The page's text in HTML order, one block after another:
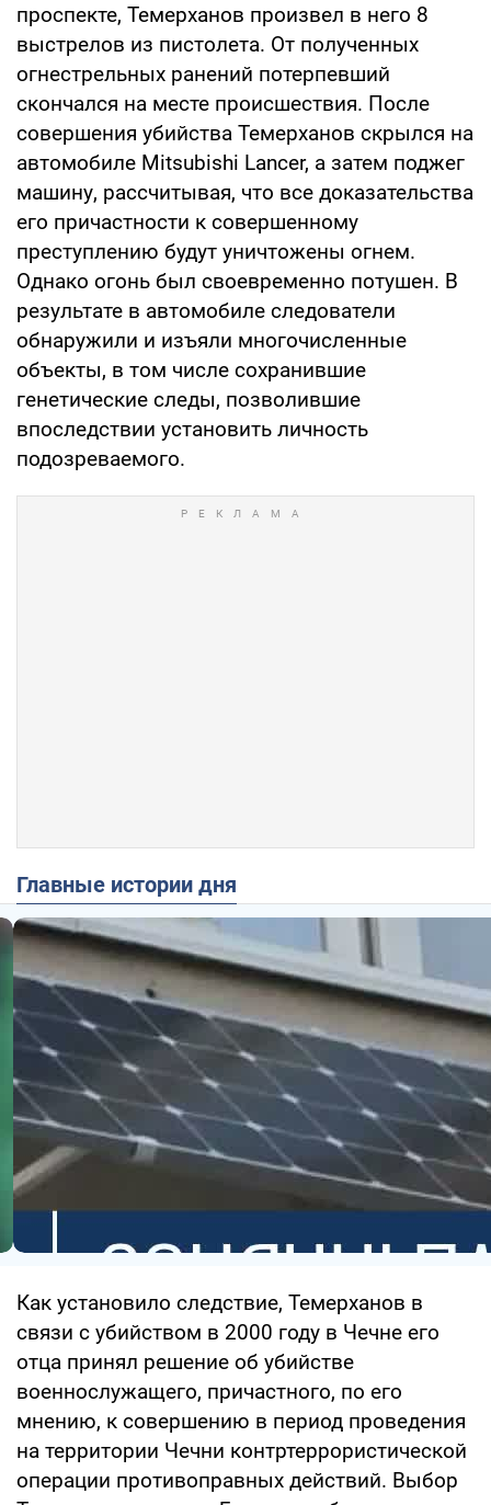
проспекте, Темерханов произвел в него 8
выстрелов из пистолета. От полученных
огнестрельных ранений потерпевший
скончался на месте происшествия. После
совершения убийства Темерханов скрылся на
автомобиле Mitsubishi Lancer, а затем поджег
машину, рассчитывая, что все доказательства
его причастности к совершенному
преступлению будут уничтожены огнем.
Однако огонь был своевременно потушен. В
результате в автомобиле следователи
обнаружили и изъяли многочисленные
объекты, в том числе сохранившие
генетические следы, позволившие
впоследствии установить личность
подозреваемого.
Главные истории дня
Как установило следствие, Темерханов в
связи с убийством в 2000 году в Чечне его
отца принял решение об убийстве
военнослужащего, причастного, по его
мнению, к совершению в период проведения
на территории Чечни контртеррористической
операции противоправных действий. Выбор